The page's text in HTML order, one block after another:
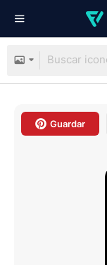
Guardar